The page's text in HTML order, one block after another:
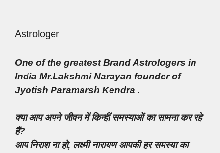
Astrologer
One of the greatest Brand Astrologers in
India Mr.Lakshmi Narayan founder of
Jyotish Paramarsh Kendra .
क्या आप अपने जीवन में किन्हीं समस्याओं का सामना कर रहे
हैं?
आप निराश ना हो, लक्ष्मी नारायण आपकी हर समस्या का